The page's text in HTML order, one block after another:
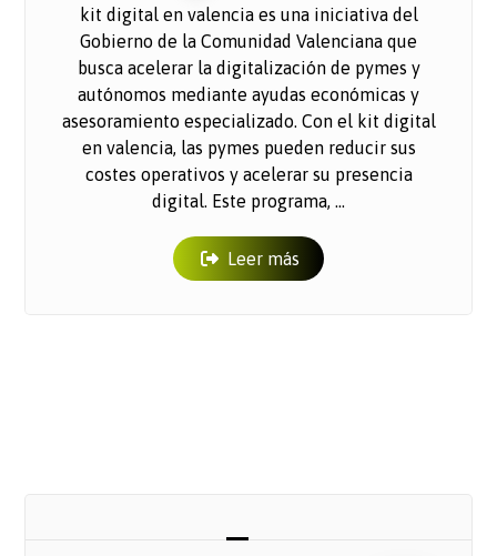
kit digital en valencia es una iniciativa del
Gobierno de la Comunidad Valenciana que
busca acelerar la digitalización de pymes y
autónomos mediante ayudas económicas y
asesoramiento especializado. Con el kit digital
en valencia, las pymes pueden reducir sus
costes operativos y acelerar su presencia
digital. Este programa, ...
Leer más